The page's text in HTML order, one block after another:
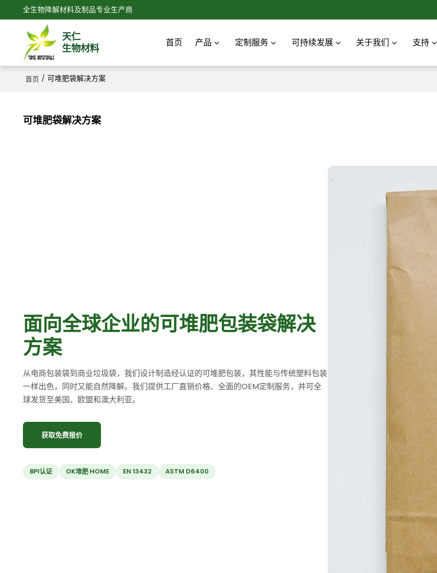
全生物降解材料及制品专业生产商
天仁
生物材料
首页 产品 定制服务 可持续发展 关于我们 支持
首页 / 可堆肥袋解决方案
可堆肥袋解决方案
面向全球企业的可堆肥包装袋解决
方案
从电商包装袋到商业垃圾袋，我们设计制造经认证的可堆肥包装，其性能与传统塑料包装
一样出色，同时又能自然降解。我们提供工厂直销价格、全面的OEM定制服务，并可全
球发货至美国、欧盟和澳大利亚。
获取免费报价
BPI认证 OK堆肥 HOME EN 13432 ASTM D6400